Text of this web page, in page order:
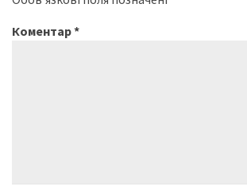
Коментар*